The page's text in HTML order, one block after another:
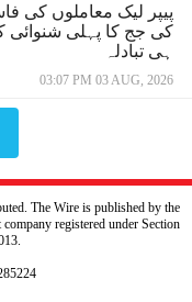
پیپر لیک معاملوں کی
کی جج کا پہلی شنوائی
ہی تبادلہ
03:07 PM 03 AUG, 2026
The Wire is published by the
registered under Section